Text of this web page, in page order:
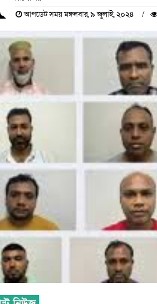
আপডেট সময় মঙ্গলবার, ৯ জুলাই, ২০২৪